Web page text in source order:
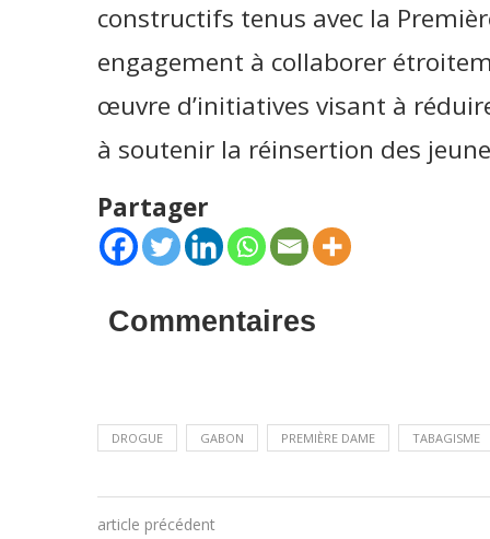
constructifs tenus avec la
engagement à collaborer
œuvre d’initiatives visant à
à soutenir la réinsertion des
Partager
Commentaires
DROGUE GABON PREMIÈRE DAME TABAGISME
article précédent